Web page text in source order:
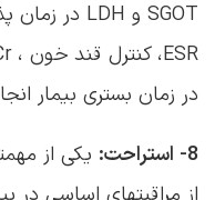
8- استراحت:
یکی از
است که از هرگونه حرکت
مناسب تر است؛ زیرا